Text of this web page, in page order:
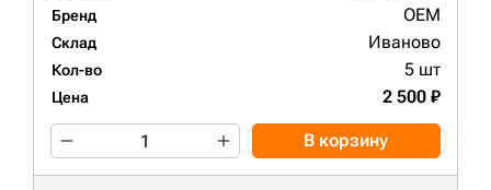
Бренд OEM
Склад Иваново
Кол-во 5 шт
Цена 2 500 ₽
В корзину